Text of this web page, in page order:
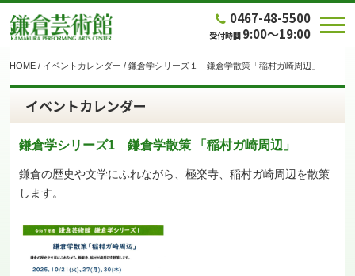
0467-48-5500
受付時間 9:00～19:00
HOME / イベントカレンダー / 鎌倉学シリーズ１ 鎌倉学散策「稲村ガ崎周辺」
イベントカレンダー
鎌倉学シリーズ1 鎌倉学散策 「稲村ガ崎周辺」
鎌倉の歴史や文学にふれながら、極楽寺、稲村ガ崎周辺を散策
します。